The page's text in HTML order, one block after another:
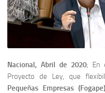
Nacional, Abril de 2020; En
Proyecto de Ley, que
Pequeñas Empresas (Fogape)